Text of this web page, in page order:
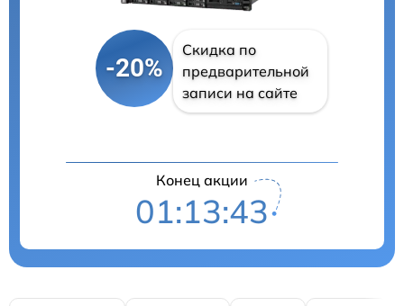
-20%
Скидка по
предварительной
записи на сайте
Конец акции
01:13:42